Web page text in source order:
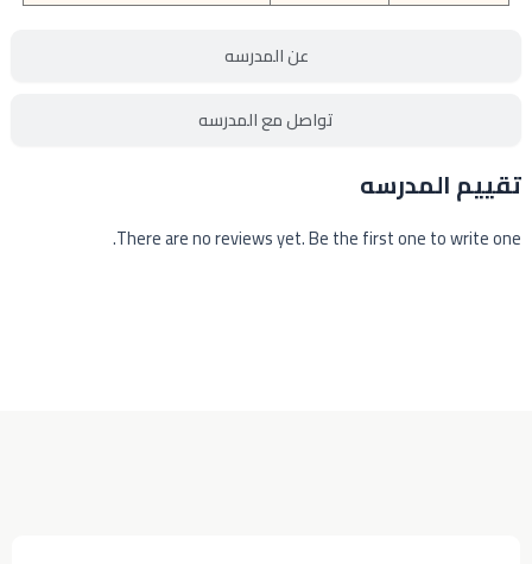
عن المدرسه
تواصل مع المدرسه
تقييم المدرسه
There are no reviews yet. Be the first one to write one.